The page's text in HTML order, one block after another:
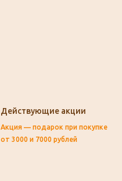
Действующие акции
Акция — подарок при покупке
от 3000 и 7000 рублей